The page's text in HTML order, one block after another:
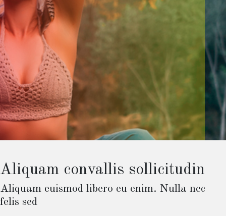
Aliquam convallis sollicitudin
Aliquam euismod libero eu enim. Nulla nec
felis sed